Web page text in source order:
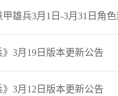
甲雄兵3月1日-3月31日角
》3月19日版本更新公告
》3月12日版本更新公告